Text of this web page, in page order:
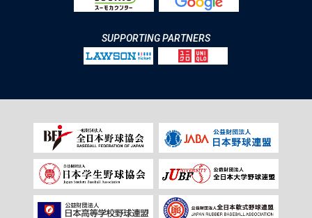
SUPPORTING PARTNERS